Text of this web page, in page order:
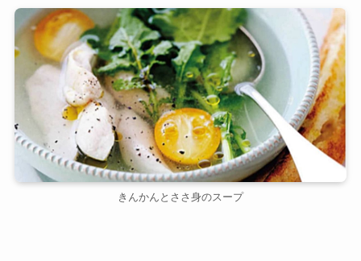
きんかんとささ身のスープ